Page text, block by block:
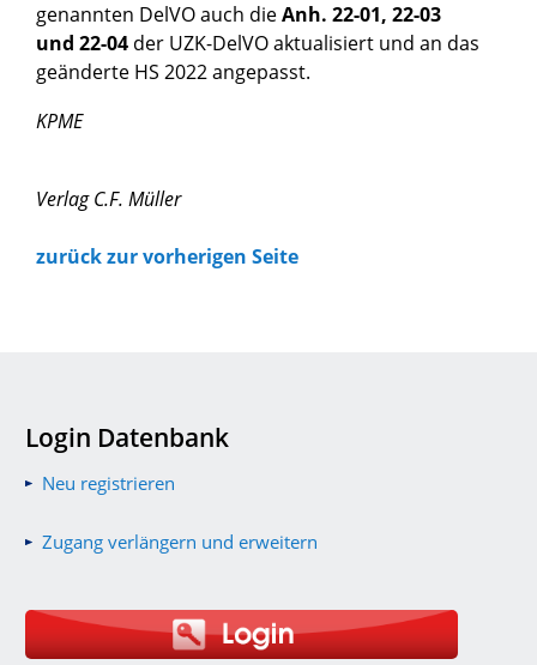
genannten DelVO auch dieAnh. 22-01, 22-03
und 22-04 der UZK-DelVO aktualisiert und an das
geänderte HS 2022 angepasst.
KPME
Verlag C.F. Müller
zurück zur vorherigen Seite
Login Datenbank
Neu registrieren
Zugang verlängern und erweitern